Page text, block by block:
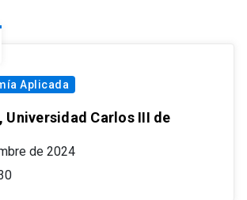
Aplicada
Universidad Carlos III de
de 2024